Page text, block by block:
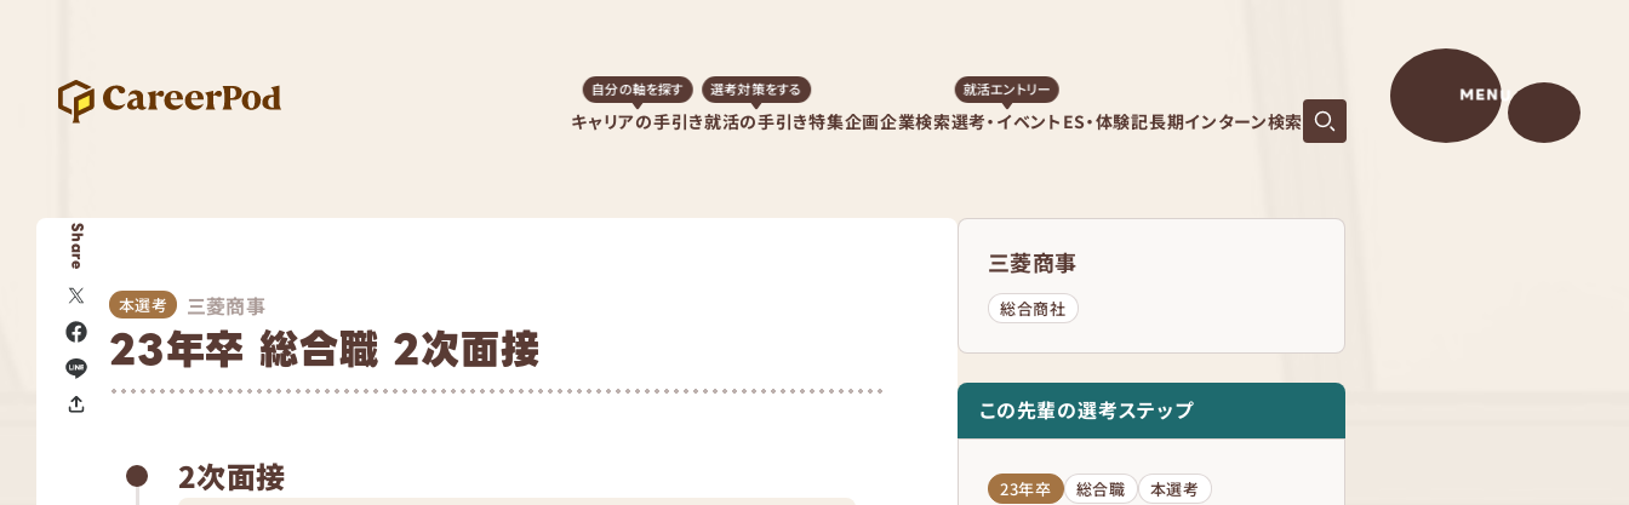
キャリアの手引き
自分の軸を探す
就活の手引き
選考対策をする
特集企画企業検索選考・イベント
就活エントリー
ES・体験記長期インターン検索
MENU
Share
本選考 三菱商事
23年卒 総合職 2次面接
2次面接
三菱商事
総合商社
この先輩の選考ステップ
23年卒 総合職 本選考